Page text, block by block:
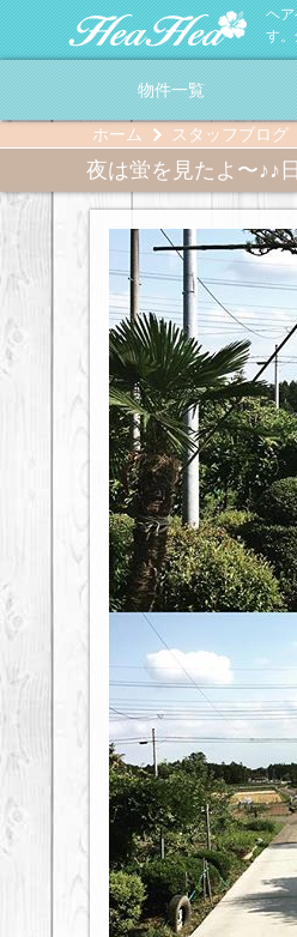
ヘ
す
物件一覧
ホーム スタッフブログ
夜は蛍を見たよ〜♪♪